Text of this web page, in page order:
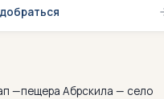
—пещера Абрскила — село